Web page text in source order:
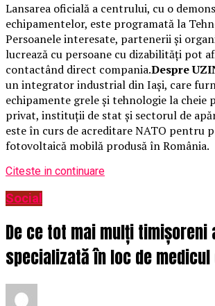
Lansarea oficială a centrului, cu o
echipamentelor, este programată la
Persoanele interesate, partenerii și
lucrează cu persoane cu dizabilități pot
contactând direct compania.Despre
un integrator industrial din Iași, care
echipamente grele și tehnologie la cheie
privat, instituții de stat și sectorul de
este în curs de acreditare NATO pentru
fotovoltaică mobilă produsă în România.
Citeste in continuare
Social
De ce tot mai mulți timișoreni
specializată în loc de